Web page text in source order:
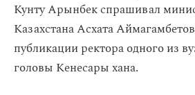
Кунту Арынбек спрашивал
Казахстана Асхата
публикации ректора одного из
головы Кенесары хана.